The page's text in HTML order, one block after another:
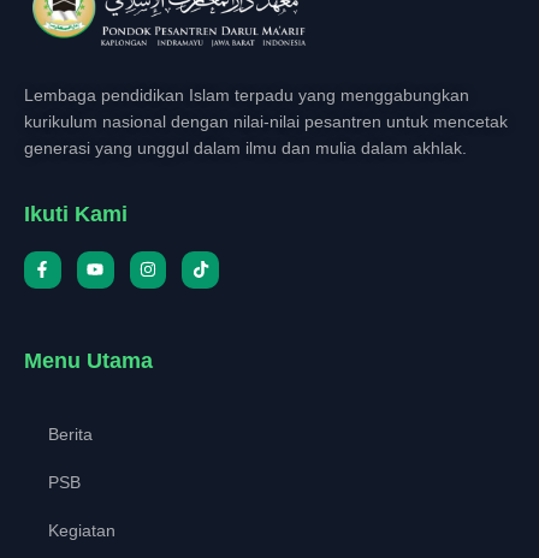
Lembaga pendidikan Islam terpadu yang menggabungkan
kurikulum nasional dengan nilai-nilai pesantren untuk mencetak
generasi yang unggul dalam ilmu dan mulia dalam akhlak.
Ikuti Kami
Menu Utama
Berita
PSB
Kegiatan